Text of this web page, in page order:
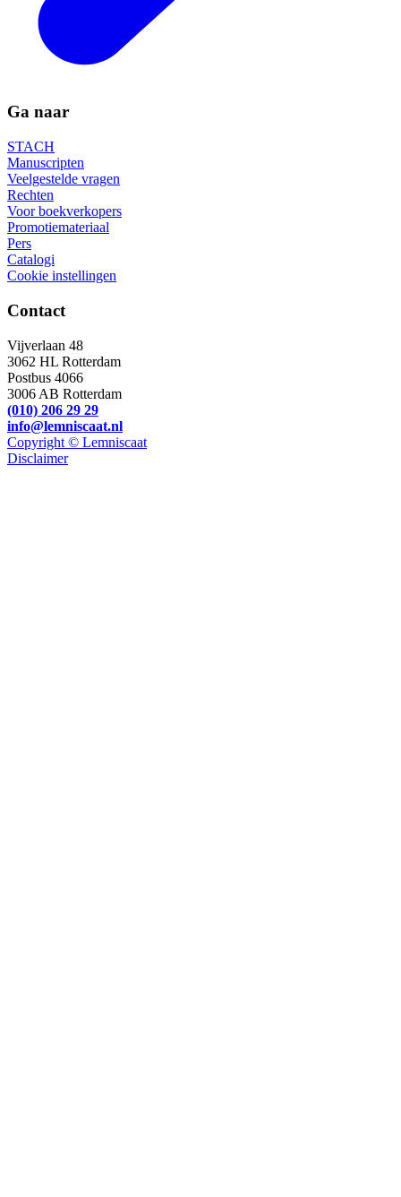
Ga naar
STACH
Manuscripten
Veelgestelde vragen
Rechten
Voor boekverkopers
Promotiemateriaal
Pers
Catalogi
Cookie instellingen
Contact
Vijverlaan 48
3062 HL Rotterdam
Postbus 4066
3006 AB Rotterdam
(010) 206 29 29
info@lemniscaat.nl
Copyright © Lemniscaat
Disclaimer